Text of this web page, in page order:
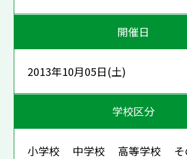
開催日
2013年10月05日(土)
学校区分
小学校 中学校 高等学校 そ